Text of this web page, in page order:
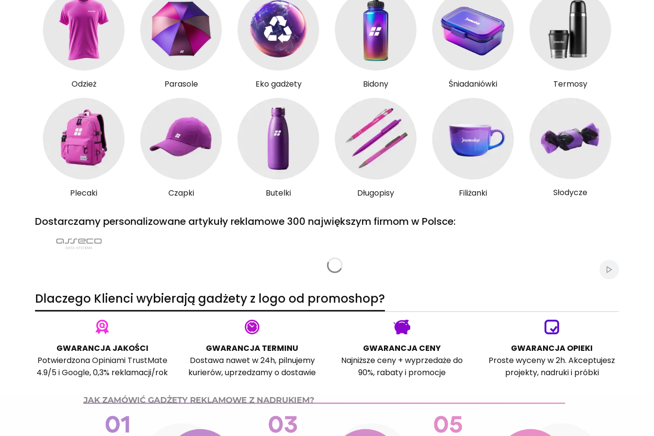
Odzież Parasole Eko gadżety Bidony Śniadaniówki Termosy
Plecaki Czapki Butelki Długopisy Filiżanki Słodycze
Dostarczamy personalizowane artykuły reklamowe 300 największym firmom w Polsce:
Włącz
Dlaczego Klienci wybierają gadżety z logo od promoshop?
GWARANCJA JAKOŚCI
PotwierdzonaOpiniami TrustMate
4.9/5 iGoogle, 0,3% reklamacji/rok
GWARANCJA TERMINU
Dostawa nawet w 24h, pilnujemy
kurierów, uprzedzamy o dostawie
GWARANCJA CENY
Najniższe ceny + wyprzedaże do
90%, rabaty i promocje
GWARANCJA OPIEKI
Proste wyceny w 2h. Akceptujesz
projekty, nadruki i próbki